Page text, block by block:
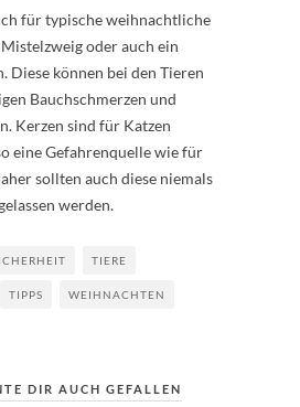
für typische weihnachtliche
oder auch ein
Diese können bei den Tieren
Bauchschmerzen und
Kerzen sind für Katzen
eine Gefahrenquelle wie für
sollten auch diese niemals
werden.
TIERE
TIPPS WEIHNACHTEN
DIR AUCH GEFALLEN